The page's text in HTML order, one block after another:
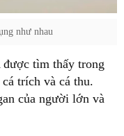
như nhau
được tìm thấy trong
trích và cá thu.
của người lớn và